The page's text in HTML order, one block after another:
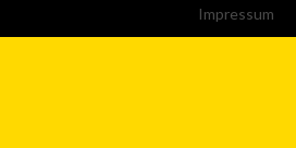
Impressum
zur Auswahl personalisierter